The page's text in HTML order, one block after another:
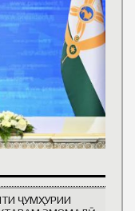
ҶУМҲУРИИ